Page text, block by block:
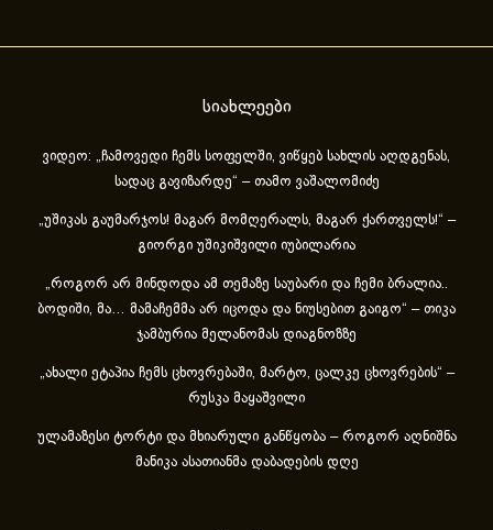
სიახლეები
ვიდეო: „ჩამოვედი ჩემს სოფელში, ვიწყებ სახლის აღდგენას,
სადაც გავიზარდე“ – თამო ვაშალომიძე
„უშიკას გაუმარჯოს! მაგარ მომღერალს, მაგარ ქართველს!“ –
გიორგი უშიკიშვილი იუბილარია
„როგორ არ მინდოდა ამ თემაზე საუბარი და ჩემი ბრალია..
ბოდიში, მა… მამაჩემმა არ იცოდა და ნიუსებით გაიგო“ – თიკა
ჯამბურია მელანომას დიაგნოზზე
„ახა­ლი ეტა­პია ჩემს ცხოვ­რე­ბა­ში, მარ­ტო, ცალ­კე ცხოვ­რე­ბის“ –
რუსკა მაყაშვილი
ულამაზესი ტორტი და მხიარული განწყობა – როგორ აღნიშნა
მანიკა ასათიანმა დაბადების დღე